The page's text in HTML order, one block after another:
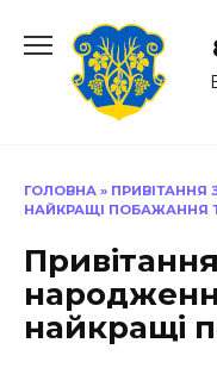
до
ГОЛОВНА »
НАЙКРАЩІ ПОБАЖАННЯ
найкращі